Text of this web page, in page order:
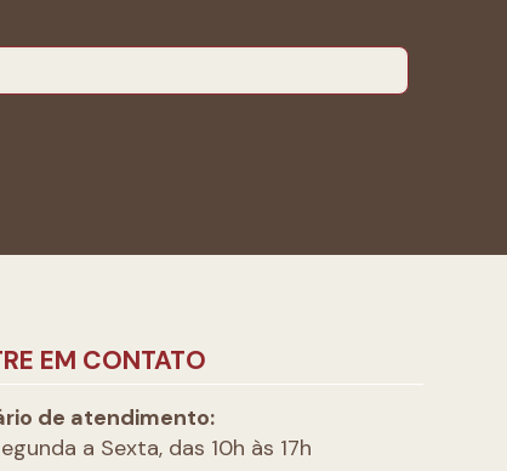
EM CONTATO
de atendimento:
a Sexta, das 10h às 17h